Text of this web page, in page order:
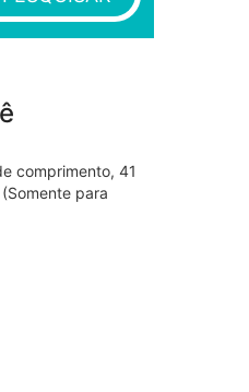
comprimento, 41
para